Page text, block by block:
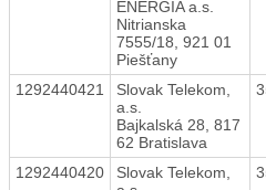
ENERGIA a.s.
Nitrianska
7555/18, 921 01
Piešťany
1292440421
Slovak Telekom,
a.s.
Bajkalská 28, 817
62 Bratislava
1292440420
Slovak Telekom,